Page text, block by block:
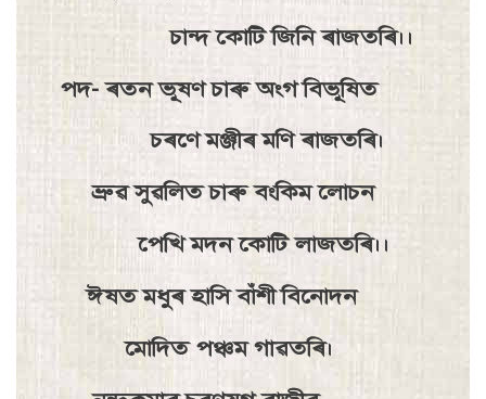
চান্দ কোটি জিনি ৰাজতৰি।।
পদ- ৰতন ভূষণ চাৰু অংগ বিভূষিত
চৰণে মঞ্জীৰ মণি ৰাজতৰি।
ভ্ৰুৱ সুৱলিত চাৰু বংকিম লােচন
পেখি মদন কোটি লাজতৰি।।
ঈষত মধুৰ হাসি বাঁশী বিনােদন
মােদিত পঞ্চম গাৱতৰি।